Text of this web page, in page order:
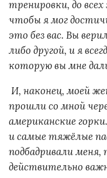
тренировки, до
чтобы я мог
это без вас. Вы
либо другой, и я
которую вы мне
И, наконец, моей
прошли со мной
американские
и самые тяжёлые
подбадривали
действительно